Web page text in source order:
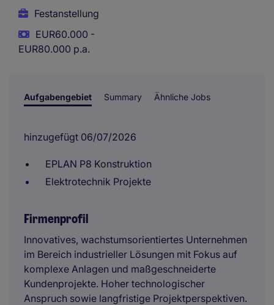
Festanstellung
EUR60.000 -
EUR80.000 p.a.
Aufgabengebiet Summary Ähnliche Jobs
hinzugefügt 06/07/2026
EPLAN P8 Konstruktion
Elektrotechnik Projekte
Firmenprofil
Innovatives, wachstumsorientiertes Unternehmen
im Bereich industrieller Lösungen mit Fokus auf
komplexe Anlagen und maßgeschneiderte
Kundenprojekte. Hoher technologischer
Anspruch sowie langfristige Projektperspektiven.